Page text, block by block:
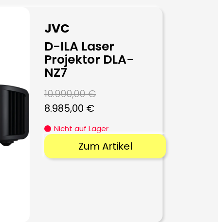
JVC
D-ILA Laser
Projektor DLA-
NZ7
10.990,00€
Ursprünglicher
Preis
war:
10.990,00 €
8.985,00 €Aktueller
ist:
8.985,00 €.
Nicht auf Lager
Zum Artikel